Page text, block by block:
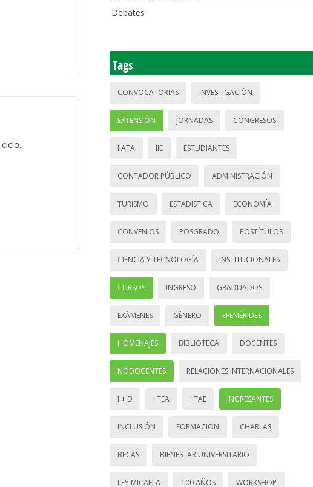
Debates
Tags
CONVOCATORIAS INVESTIGACIÓN
EXTENSIÓN JORNADAS CONGRESOS
IIATA IIE ESTUDIANTES
CONTADOR PÚBLICO ADMINISTRACIÓN
TURISMO ESTADÍSTICA ECONOMÍA
CONVENIOS POSGRADO POSTÍTULOS
CIENCIA Y TECNOLOGÍA INSTITUCIONALES
CURSOS INGRESO GRADUADOS
EXÁMENES GÉNERO EFEMÉRIDES
HOMENAJES BIBLIOTECA DOCENTES
NODOCENTES RELACIONES INTERNACIONALES
I + D IITEA IITAE INGRESANTES
INCLUSIÓN FORMACIÓN CHARLAS
BECAS BIENESTAR UNIVERSITARIO
LEY MICAELA 100 AÑOS WORKSHOP